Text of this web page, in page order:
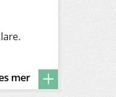
mer